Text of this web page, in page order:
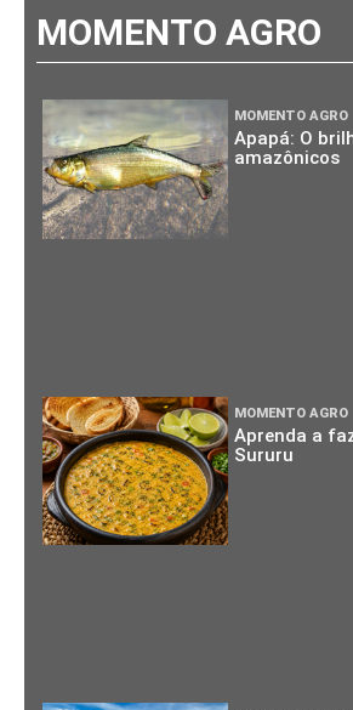
MOMENTO AGRO
MOMENTO AGRO
Apapá: O
amazônicos
MOMENTO AGRO
Aprenda a
Sururu